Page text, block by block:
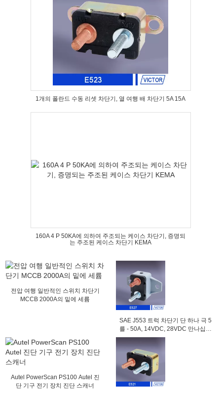
1개의 폴란드 수동 리셋 차단기, 열 여행 배 차단기 5A 15A
160A 4 P 50KA에 의하여 주조되는 케이스 차단기, 증명되
는 주조된 케이스 차단기 KEMA
전압 여행 일반적인 스위치 차단기
MCCB 2000A의 밑에 세륨
SAE J553 트럭 차단기 단 하나 극 5
를 - 50A, 14VDC, 28VDC 만나십시
오
Autel PowerScan PS100 Autel 진
단 기구 전기 장치 진단 스캐너